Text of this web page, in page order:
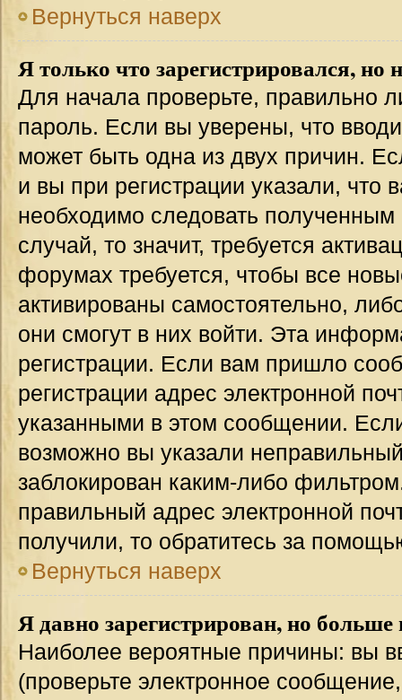
Вернуться наверх
Я только что зарегистрировался, но
Для начала проверьте, правильно
пароль. Если вы уверены, что
может быть одна из двух причин.
и вы при регистрации указали, что
необходимо следовать
случай, то значит, требуется
форумах требуется, чтобы все
активированы самостоятельно,
они смогут в них войти. Эта
регистрации. Если вам пришло
регистрации адрес электронной
указанными в этом сообщении.
возможно вы указали
заблокирован каким-либо
правильный адрес электронной
получили, то обратитесь за
Вернуться наверх
Я давно зарегистрирован, но
Наиболее вероятные причины: вы
(проверьте электронное